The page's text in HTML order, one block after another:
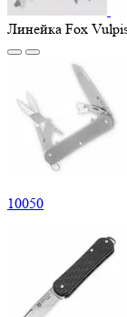
Линейка Fox
10050